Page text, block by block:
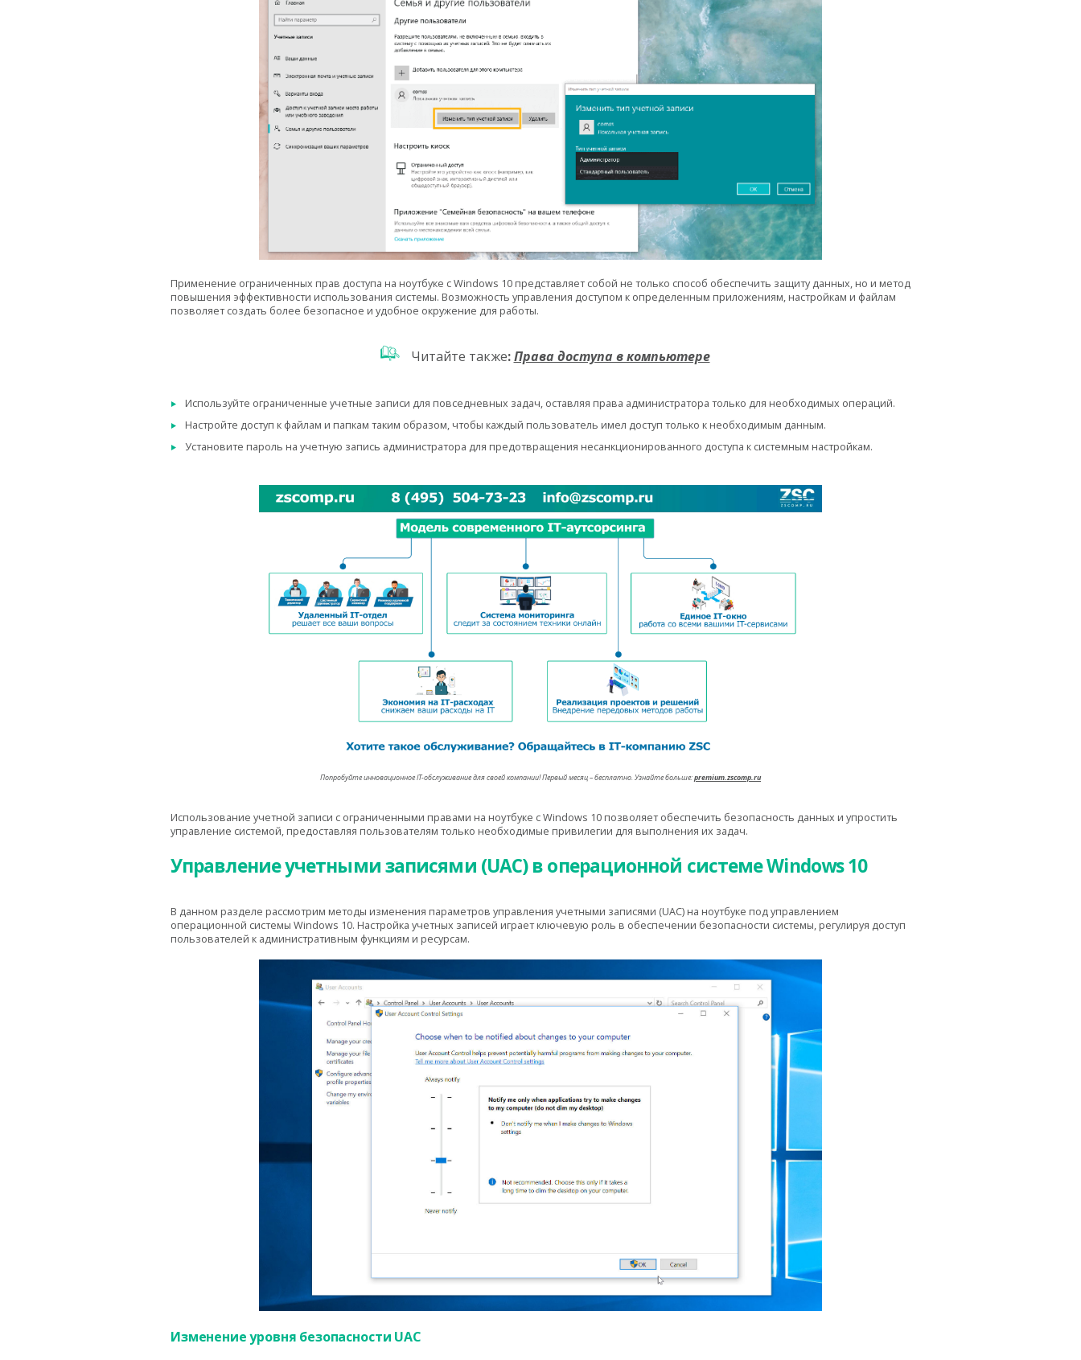
Применение ограниченных прав доступа на ноутбуке с Windows 10 представляет собой не только способ обеспечить защиту данных, но и метод
повышения эффективности использования системы. Возможность управления доступом к определенным приложениям, настройкам и файлам
позволяет создать более безопасное и удобное окружение для работы.
Читайте также: Права доступа в компьютере
Используйте ограниченные учетные записи для повседневных задач, оставляя права администратора только для необходимых операций.
Настройте доступ к файлам и папкам таким образом, чтобы каждый пользователь имел доступ только к необходимым данным.
Установите пароль на учетную запись администратора для предотвращения несанкционированного доступа к системным настройкам.
Попробуйте инновационное IT-обслуживание для своей компании! Первый месяц – бесплатно. Узнайте больше:premium.zscomp.ru
Использование учетной записи с ограниченными правами на ноутбуке с Windows 10 позволяет обеспечить безопасность данных и упростить
управление системой, предоставляя пользователям только необходимые привилегии для выполнения их задач.
Управление учетными записями (UAC) в операционной системе Windows 10
В данном разделе рассмотрим методы изменения параметров управления учетными записями (UAC) на ноутбуке под управлением
операционной системы Windows 10. Настройка учетных записей играет ключевую роль в обеспечении безопасности системы, регулируя доступ
пользователей к административным функциям и ресурсам.
Изменение уровня безопасности UAC